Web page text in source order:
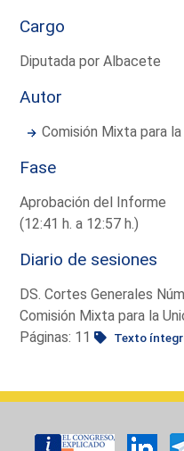
Cargo
Diputada por Albacete
Autor
Comisión Mixta para
Fase
Aprobación del Informe
(12:41 h. a 12:57 h.)
Diario de sesiones
DS. Cortes Generales
Comisión Mixta para la
Páginas: 11
Texto